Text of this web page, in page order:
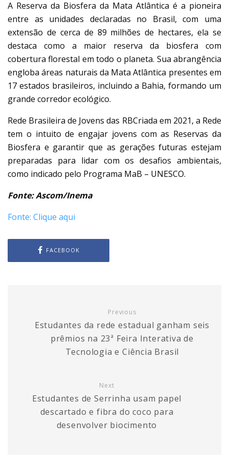
A Reserva da Biosfera da Mata Atlântica é a pioneira
entre as unidades declaradas no Brasil, com uma
extensão de cerca de 89 milhões de hectares, ela se
destaca como a maior reserva da biosfera com
cobertura florestal em todo o planeta. Sua abrangência
engloba áreas naturais da Mata Atlântica presentes em
17 estados brasileiros, incluindo a Bahia, formando um
grande corredor ecológico.
Rede Brasileira de Jovens das RBCriada em 2021, a Rede
tem o intuito de engajar jovens com as Reservas da
Biosfera e garantir que as gerações futuras estejam
preparadas para lidar com os desafios ambientais,
como indicado pelo Programa MaB – UNESCO.
Fonte: Ascom/Inema
Fonte: Clique aqui
FACEBOOK
Previous
Estudantes da rede estadual ganham seis
prêmios na 23ª Feira Interativa de
Tecnologia e Ciência Brasil
Next
Estudantes de Serrinha usam papel
descartado e fibra do coco para
desenvolver biocimento